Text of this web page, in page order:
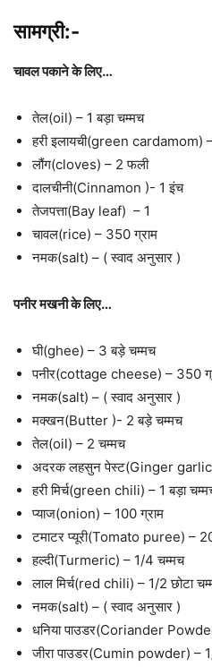
सामग्री:-
चावल पकाने के लिए…
तेल(oil) – 1 बड़ा चम्मच
हरी इलायची(green cardamom)
लौंग(cloves) – 2 फली
दालचीनी(Cinnamon )- 1 इंच
तेजपत्ता(Bay leaf) – 1
चावल(rice) – 350 ग्राम
नमक(salt) – ( स्वाद अनुसार )
पनीर मखनी के लिए…
घी(ghee) – 3 बड़े चम्मच
पनीर(cottage cheese) – 350
नमक(salt) – ( स्वाद अनुसार )
मक्खन(Butter )- 2 बड़े चम्मच
तेल(oil) – 2 चम्मच
अदरक लहसुन पेस्ट(Ginger garlic
हरी मिर्च(green chili) – 1 बड़ा
प्याज(onion) – 100 ग्राम
टमाटर प्यूरी(Tomato puree) –
हल्दी(Turmeric) – 1/4 चम्मच
लाल मिर्च(red chili) – 1/2 छोटा
नमक(salt) – ( स्वाद अनुसार )
धनिया पाउडर(Coriander
जीरा पाउडर(Cumin powder) –